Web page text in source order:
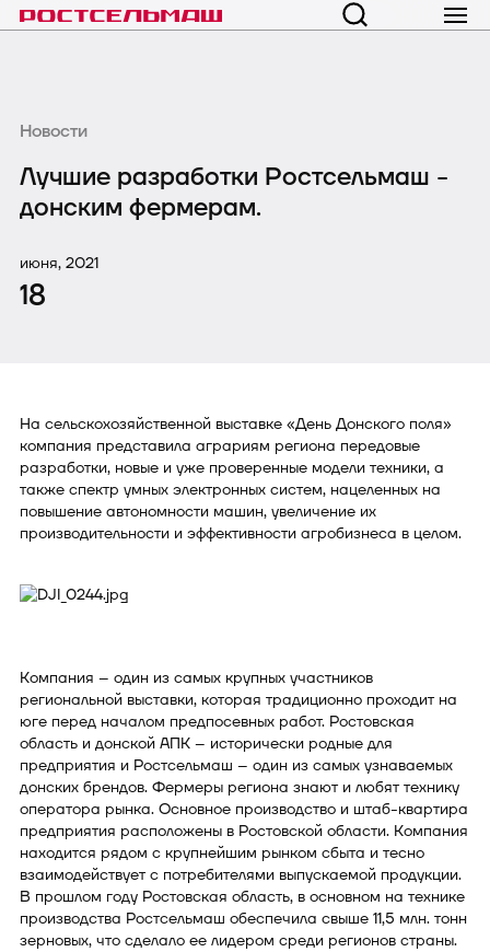
Новости
Лучшие разработки Ростсельмаш -
донским фермерам.
июня, 2021
18
На сельскохозяйственной выставке «День Донского поля»
компания представила аграриям региона передовые
разработки, новые и уже проверенные модели техники, а
также спектр умных электронных систем, нацеленных на
повышение автономности машин, увеличение их
производительности и эффективности агробизнеса в целом.
Компания – один из самых крупных участников
региональной выставки, которая традиционно проходит на
юге перед началом предпосевных работ. Ростовская
область и донской АПК – исторически родные для
предприятия и Ростсельмаш – один из самых узнаваемых
донских брендов. Фермеры региона знают и любят технику
оператора рынка. Основное производство и штаб-квартира
предприятия расположены в Ростовской области. Компания
находится рядом с крупнейшим рынком сбыта и тесно
взаимодействует с потребителями выпускаемой продукции.
В прошлом году Ростовская область, в основном на технике
производства Ростсельмаш обеспечила свыше 11,5 млн. тонн
зерновых, что сделало ее лидером среди регионов страны.